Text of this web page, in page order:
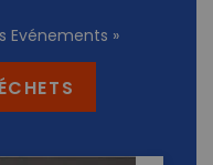
Evénements »